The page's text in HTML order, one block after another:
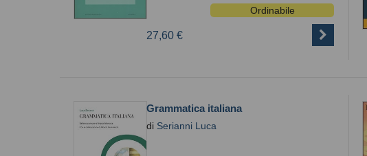
Ordinabile
27,60 €
Grammatica italiana
di Serianni Luca